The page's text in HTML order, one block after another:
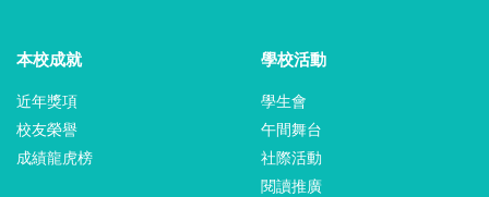
本校成就
近年獎項
校友榮譽
成績龍虎榜
學校活動
學生會
午間舞台
社際活動
閱讀推廣